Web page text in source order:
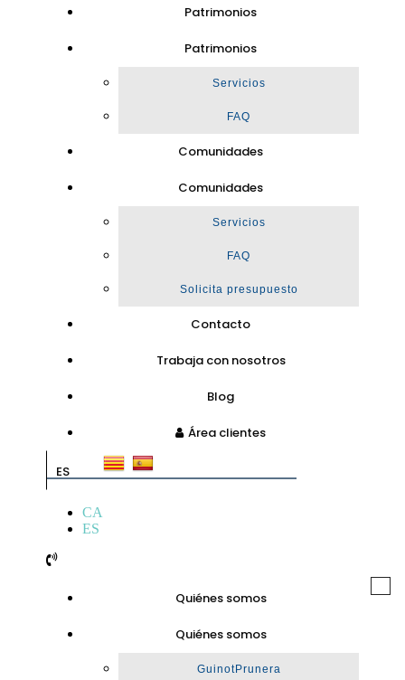
Patrimonios
Patrimonios
Servicios
FAQ
Comunidades
Comunidades
Servicios
FAQ
Solicita presupuesto
Contacto
Trabaja con nosotros
Blog
Área clientes
ES
CA
ES
Quiénes somos
Quiénes somos
GuinotPrunera